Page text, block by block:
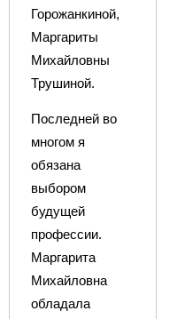
Горожанкиной,
Маргариты
Михайловны
Трушиной.
Последней во
многом я
обязана
выбором
будущей
профессии.
Маргарита
Михайловна
обладала